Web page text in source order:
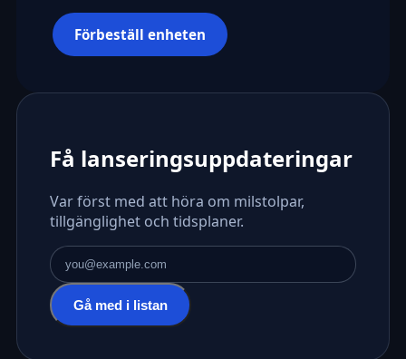
Förbeställ enheten
Få lanseringsuppdateringar
Var först med att höra om milstolpar,
tillgänglighet och tidsplaner.
E-postadress
Gå med i listan